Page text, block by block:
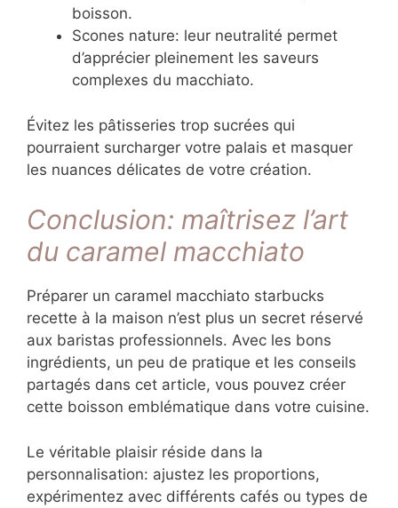
boisson.
Scones nature: leur neutralité permet
d’apprécier pleinement les saveurs
complexes du macchiato.
Évitez les pâtisseries trop sucrées qui
pourraient surcharger votre palais et masquer
les nuances délicates de votre création.
Conclusion: maîtrisez l’art
du caramel macchiato
Préparer un caramel macchiato starbucks
recette à la maison n’est plus un secret réservé
aux baristas professionnels. Avec les bons
ingrédients, un peu de pratique et les conseils
partagés dans cet article, vous pouvez créer
cette boisson emblématique dans votre cuisine.
Le véritable plaisir réside dans la
personnalisation: ajustez les proportions,
expérimentez avec différents cafés ou types de